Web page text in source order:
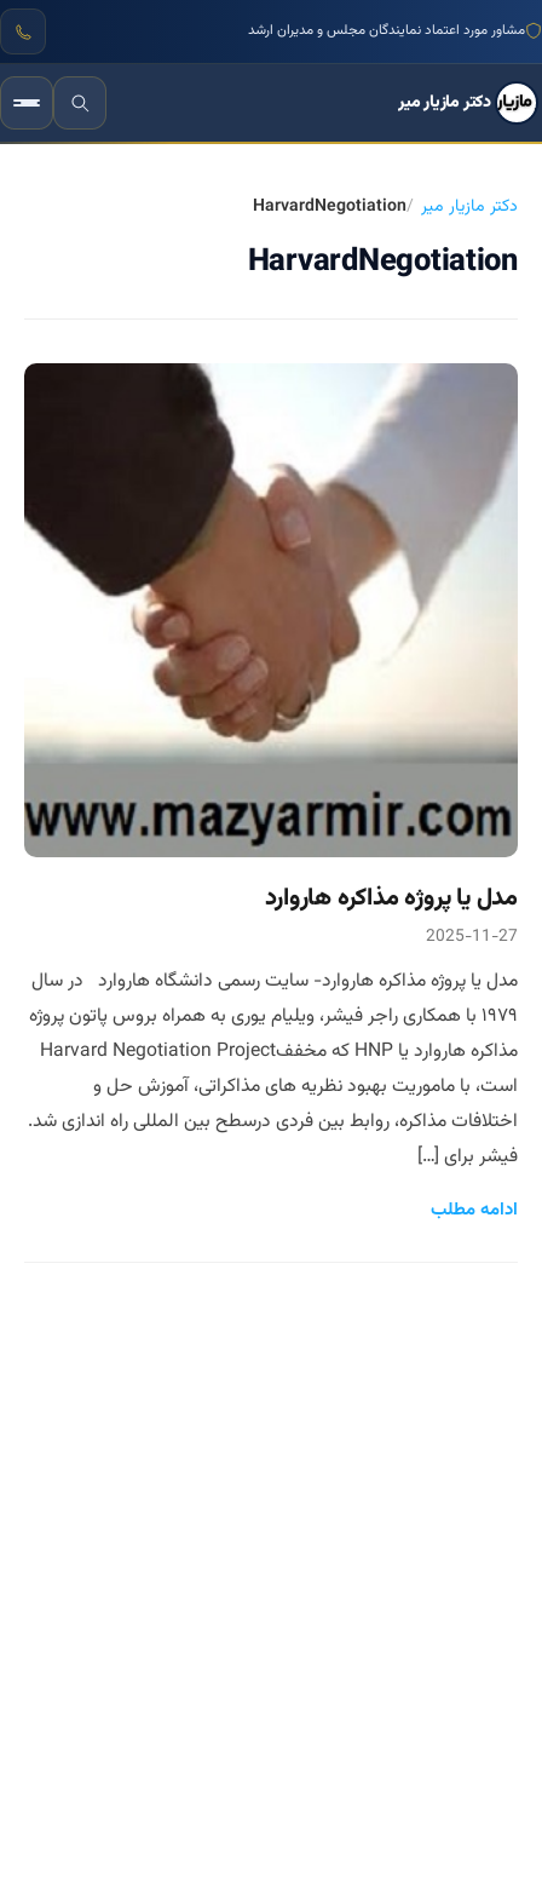
مشاور مورد اعتماد نمایندگان مجلس و مدیران ارشد
دکتر مازیار میر
دکتر مازیار میر HarvardNegotiation
HarvardNegotiation
مدل یا پروژه مذاکره هاروارد
2025-11-27
مدل یا پروژه مذاکره هاروارد- سایت رسمی دانشگاه هاروارد در سال
۱۹۷۹ با همکاری راجر فیشر، ویلیام یوری به همراه بروس پاتون پروژه
است، با ماموریت بهبود نظریه های مذاکراتی، آموزش حل و
اختلافات مذاکره، روابط بین فردی درسطح بین المللی راه اندازی شد.
فیشر برای […]
ادامه مطلب